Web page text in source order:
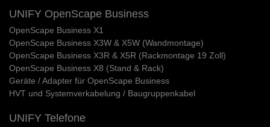
UNIFY OpenScape Business
OpenScape Business X1
OpenScape Business X3W & X5W (Wandmontage)
OpenScape Business X3R & X5R (Rackmontage 19 Zoll)
OpenScape Business X8 (Stand & Rack)
Geräte / Adapter für OpenScape Business
HVT und Systemverkabelung / Baugruppenkabel
UNIFY Telefone